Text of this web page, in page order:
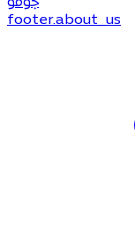
footer.about_us